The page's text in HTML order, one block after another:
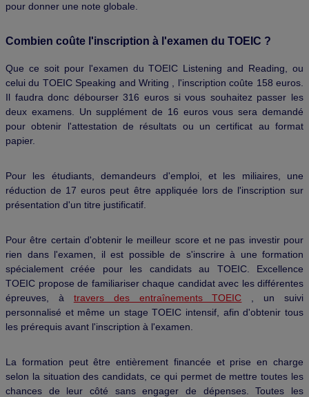
pour donner une note globale.
Combien coûte l'inscription à l'examen du TOEIC ?
Que ce soit pour l'examen du TOEIC Listening and Reading, ou
celui du TOEIC Speaking and Writing , l'inscription coûte 158 euros.
Il faudra donc débourser 316 euros si vous souhaitez passer les
deux examens. Un supplément de 16 euros vous sera demandé
pour obtenir l'attestation de résultats ou un certificat au format
papier.
Pour les étudiants, demandeurs d'emploi, et les miliaires, une
réduction de 17 euros peut être appliquée lors de l'inscription sur
présentation d'un titre justificatif.
Pour être certain d'obtenir le meilleur score et ne pas investir pour
rien dans l'examen, il est possible de s'inscrire à une formation
spécialement créée pour les candidats au TOEIC. Excellence
TOEIC propose de familiariser chaque candidat avec les différentes
épreuves, à travers des entraînements TOEIC , un suivi
personnalisé et même un stage TOEIC intensif, afin d'obtenir tous
les prérequis avant l'inscription à l'examen.
La formation peut être entièrement financée et prise en charge
selon la situation des candidats, ce qui permet de mettre toutes les
chances de leur côté sans engager de dépenses. Toutes les